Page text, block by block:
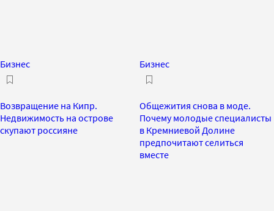
Бизнес
Возвращение на Кипр.
Недвижимость на острове
скупают россияне
Бизнес
Общежития снова в моде.
Почему молодые специалисты
в Кремниевой Долине
предпочитают селиться
вместе